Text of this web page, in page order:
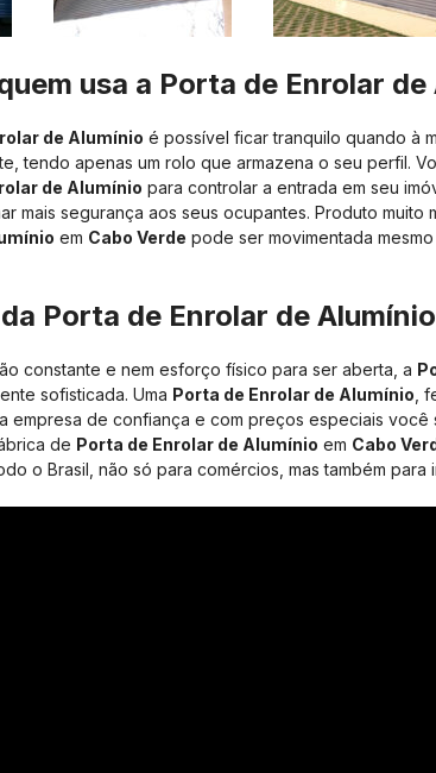
usa a Porta de Enrolar de
de Alumínio é possível ficar tranquilo quando à
tendo apenas um rolo que armazena o seu perfil.
de Alumínio para controlar a entrada em seu
mais segurança aos seus ocupantes. Produto muito
em Cabo Verde pode ser movimentada
Porta de Enrolar de Alumínio
constante e nem esforço físico para ser aberta, a
sofisticada. Uma Porta de Enrolar de Alumínio ,
empresa de confiança e com preços especiais você
de Porta de Enrolar de Alumínio em Cabo
o Brasil, não só para comércios, mas também para